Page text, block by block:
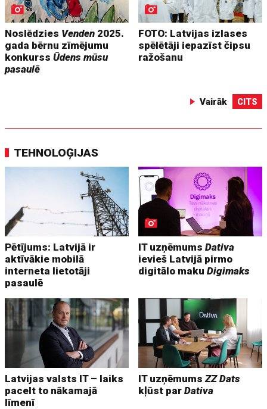
Noslēdzies Venden 2025.
gada bērnu zīmējumu
konkurssŪdens mūsu
pasaulē
FOTO: Latvijas izlases
spēlētāji iepazīst čipsu
ražošanu
Vairāk CITS
TEHNOLOĢIJAS
Pētījums: Latvijā ir
aktīvākie mobilā
interneta lietotāji
pasaulē
IT uzņēmumsDativa
ievieš Latvijā pirmo
digitālo makuDigimaks
Latvijas valsts IT – laiks
pacelt to nākamajā
līmenī
IT uzņēmumsZZ Dats
kļūst parDativa